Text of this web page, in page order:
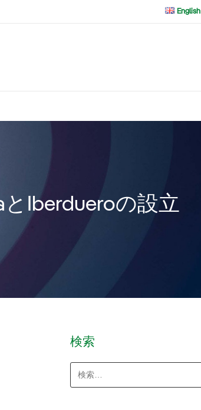
English
Iberdueroの設立
検索